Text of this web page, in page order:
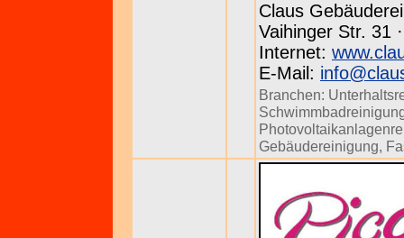
Claus
Vaihinger Str. 31
Internet:
E-Mail:
Branchen:
Gebäudereinigung,